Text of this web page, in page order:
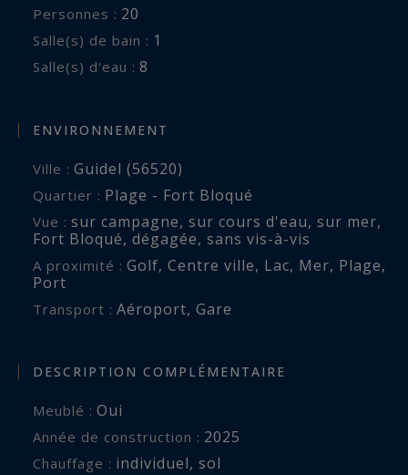
rue du port, spécialiste de la location de
propriétés de prestige, château, manoir, villa de
bord de mer à Guidel en Bretagne Sud, France.
Les informations sur les risques auxquels ce
www.georisques.gouv.fr
Personnes : 20
Salle(s) de bain : 1
Salle(s) d'eau : 8
ENVIRONNEMENT
Ville : Guidel (56520)
Quartier : Plage - Fort Bloqué
Vue : sur campagne, sur cours d'eau, sur mer,
Fort Bloqué, dégagée, sans vis-à-vis
A proximité : Golf, Centre ville, Lac, Mer, Plage,
Port
Transport : Aéroport, Gare
DESCRIPTION COMPLÉMENTAIRE
Meublé : Oui
Année de construction : 2025
Chauffage : individuel, sol